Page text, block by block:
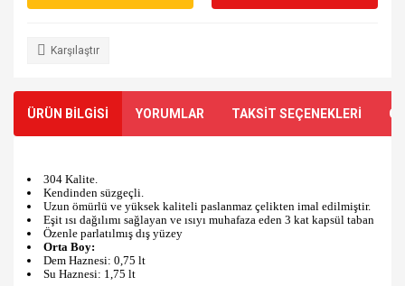
Karşılaştır
ÜRÜN BİLGİSİ YORUMLAR TAKSİT SEÇENEKLERİ
304 Kalite.
Kendinden süzgeçli.
Uzun ömürlü ve yüksek kaliteli paslanmaz çelikten imal edilmiştir.
Eşit ısı dağılımı sağlayan ve ısıyı muhafaza eden 3 kat kapsül taban
Özenle parlatılmış dış yüzey
Orta Boy:
Dem Haznesi: 0,75 lt
Su Haznesi: 1,75 lt